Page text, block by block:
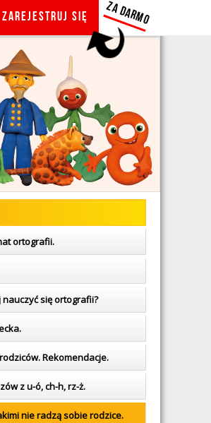
Zarejestruj się ZA DARMO
ZALOGUJ SIĘ BLOG
ortografii.
nauczyć się ortografii?
Rekomendacje.
z u-ó, ch-h, rz-ż.
nie radzą sobie rodzice.